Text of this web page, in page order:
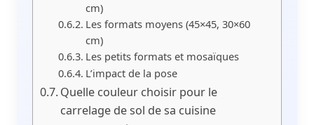
cm)
Les formats moyens (45×45, 30×60
cm)
Les petits formats et mosaïques
L’impact de la pose
Quelle couleur choisir pour le
carrelage de sol de sa cuisine